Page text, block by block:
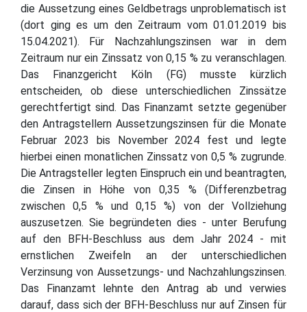
die Aussetzung eines Geldbetrags unproblematisch ist
(dort ging es um den Zeitraum vom 01.01.2019 bis
15.04.2021). Für Nachzahlungszinsen war in dem
Zeitraum nur ein Zinssatz von 0,15 % zu veranschlagen.
Das Finanzgericht Köln (FG) musste kürzlich
entscheiden, ob diese unterschiedlichen Zinssätze
gerechtfertigt sind. Das Finanzamt setzte gegenüber
den Antragstellern Aussetzungszinsen für die Monate
Februar 2023 bis November 2024 fest und legte
hierbei einen monatlichen Zinssatz von 0,5 % zugrunde.
Die Antragsteller legten Einspruch ein und beantragten,
die Zinsen in Höhe von 0,35 % (Differenzbetrag
zwischen 0,5 % und 0,15 %) von der Vollziehung
auszusetzen. Sie begründeten dies - unter Berufung
auf den BFH-Beschluss aus dem Jahr 2024 - mit
ernstlichen Zweifeln an der unterschiedlichen
Verzinsung von Aussetzungs- und Nachzahlungszinsen.
Das Finanzamt lehnte den Antrag ab und verwies
darauf, dass sich der BFH-Beschluss nur auf Zinsen für